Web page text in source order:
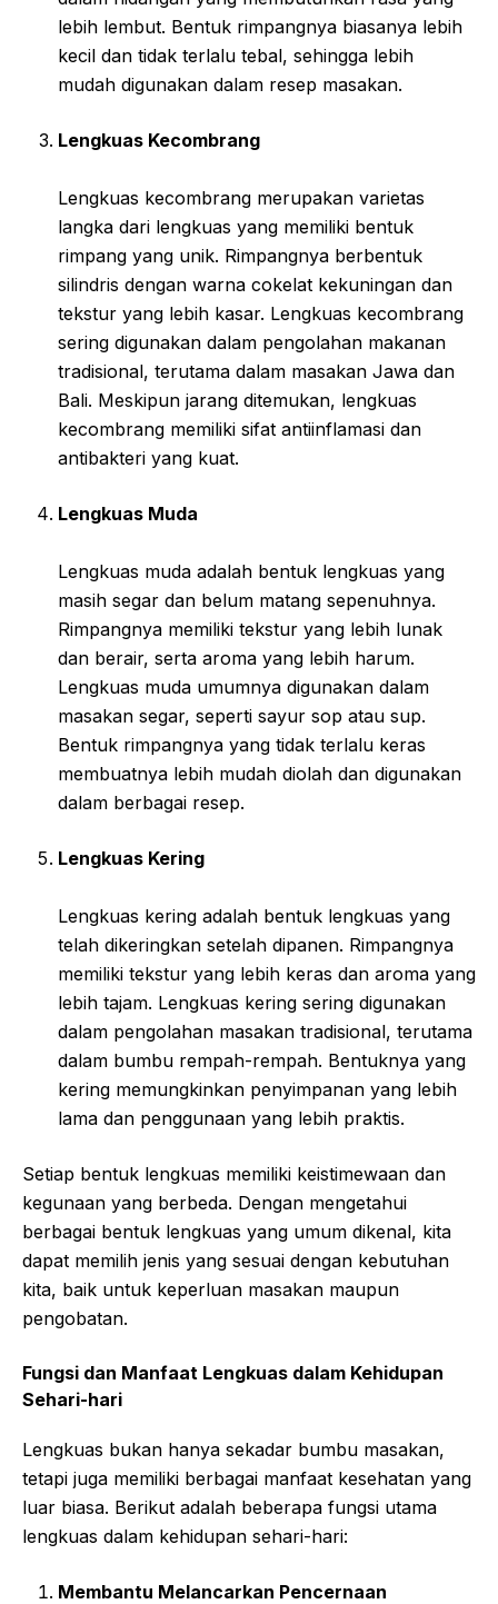
lebih lembut. Bentuk rimpangnya biasanya lebih
kecil dan tidak terlalu tebal, sehingga lebih
mudah digunakan dalam resep masakan.
Lengkuas Kecombrang
Lengkuas kecombrang merupakan varietas
langka dari lengkuas yang memiliki bentuk
rimpang yang unik. Rimpangnya berbentuk
silindris dengan warna cokelat kekuningan dan
tekstur yang lebih kasar. Lengkuas kecombrang
sering digunakan dalam pengolahan makanan
tradisional, terutama dalam masakan Jawa dan
Bali. Meskipun jarang ditemukan, lengkuas
kecombrang memiliki sifat antiinflamasi dan
antibakteri yang kuat.
Lengkuas Muda
Lengkuas muda adalah bentuk lengkuas yang
masih segar dan belum matang sepenuhnya.
Rimpangnya memiliki tekstur yang lebih lunak
dan berair, serta aroma yang lebih harum.
Lengkuas muda umumnya digunakan dalam
masakan segar, seperti sayur sop atau sup.
Bentuk rimpangnya yang tidak terlalu keras
membuatnya lebih mudah diolah dan digunakan
dalam berbagai resep.
Lengkuas Kering
Lengkuas kering adalah bentuk lengkuas yang
telah dikeringkan setelah dipanen. Rimpangnya
memiliki tekstur yang lebih keras dan aroma yang
lebih tajam. Lengkuas kering sering digunakan
dalam pengolahan masakan tradisional, terutama
dalam bumbu rempah-rempah. Bentuknya yang
kering memungkinkan penyimpanan yang lebih
lama dan penggunaan yang lebih praktis.
Setiap bentuk lengkuas memiliki keistimewaan dan
kegunaan yang berbeda. Dengan mengetahui
berbagai bentuk lengkuas yang umum dikenal, kita
dapat memilih jenis yang sesuai dengan kebutuhan
kita, baik untuk keperluan masakan maupun
pengobatan.
Fungsi dan Manfaat Lengkuas dalam Kehidupan
Sehari-hari
Lengkuas bukan hanya sekadar bumbu masakan,
tetapi juga memiliki berbagai manfaat kesehatan yang
luar biasa. Berikut adalah beberapa fungsi utama
lengkuas dalam kehidupan sehari-hari:
Membantu Melancarkan Pencernaan